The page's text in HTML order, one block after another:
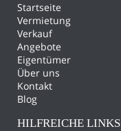
Startseite
Vermietung
Verkauf
Angebote
Eigentümer
Über uns
Kontakt
Blog
HILFREICHE LINKS